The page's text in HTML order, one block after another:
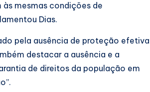
mesmas condições de
Dias.
pela ausência de proteção efetiva
destacar a ausência e a
de direitos da população em